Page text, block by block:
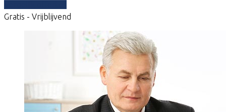
Gratis - Vrijblijvend